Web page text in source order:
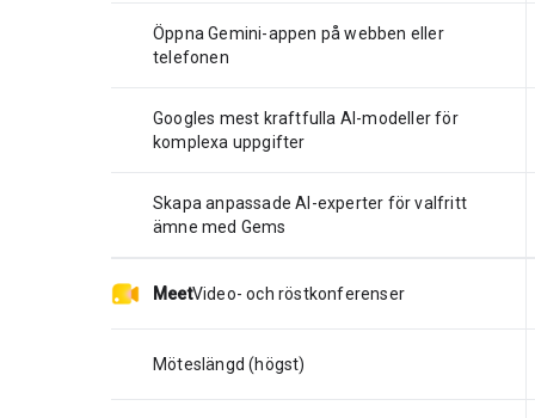
Öppna Gemini-appen på webben eller
telefonen
Googles mest kraftfulla AI-modeller för
komplexa uppgifter
Skapa anpassade AI-experter för valfritt
ämne med Gems
MeetVideo- och röstkonferenser
Möteslängd (högst)